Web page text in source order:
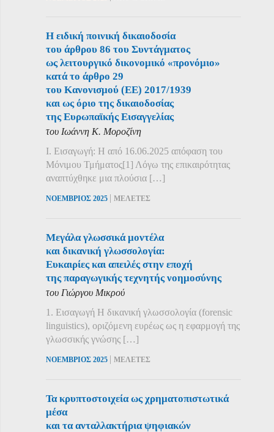
Η ειδική ποινική δικαιοδοσία
του άρθρου 86 του Συντάγματος
ως λειτουργικό δικονομικό «προνόμιο»
κατά το άρθρο 29
του Κανονισμού (ΕΕ) 2017/1939
και ως όριο της δικαιοδοσίας
της Ευρωπαϊκής Εισαγγελίας
του Ιωάννη Κ. Μοροζίνη
Ι. Εισαγωγή: Η από 16.06.2025 απόφαση του
Μόνιμου Τμήματος[1] Λόγω της επικαιρότητας
αναπτύχθηκε μια πλούσια […]
ΝΟΕΜΒΡΙΟΣ 2025 | ΜΕΛΕΤΕΣ
Μεγάλα γλωσσικά μοντέλα
και δικανική γλωσσολογία:
Ευκαιρίες και απειλές στην εποχή
της παραγωγικής τεχνητής νοημοσύνης
του Γιώργου Μικρού
1. Εισαγωγή Η δικανική γλωσσολογία (forensic
linguistics), οριζόμενη ευρέως ως η εφαρμογή της
γλωσσικής γνώσης […]
ΝΟΕΜΒΡΙΟΣ 2025 | ΜΕΛΕΤΕΣ
Τα κρυπτοστοιχεία ως χρηματοπιστωτικά
μέσα
και τα ανταλλακτήρια ψηφιακών